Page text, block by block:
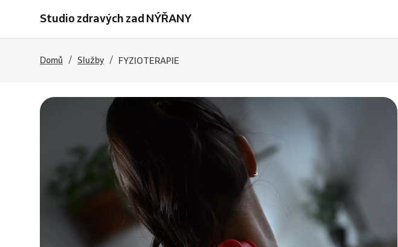
Studio zdravých zad NÝŘANY
Domů / Služby / FYZIOTERAPIE